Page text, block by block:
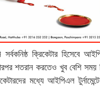
ক্রিকেটার হিসেবে
শতরান করতেও খুব বেশি সময়
মধ্যে আইপিএল